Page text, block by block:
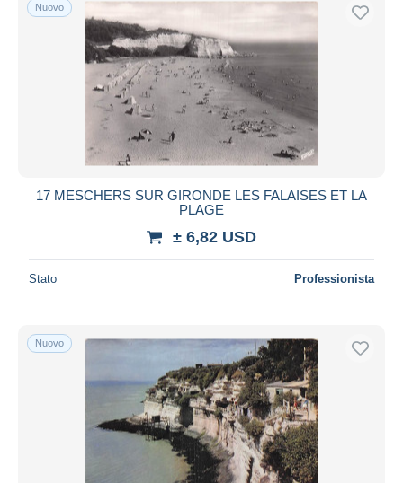
Nuovo
17 MESCHERS SUR GIRONDE LES FALAISES ET LA
PLAGE
± 6,82 USD
Stato Professionista
Nuovo